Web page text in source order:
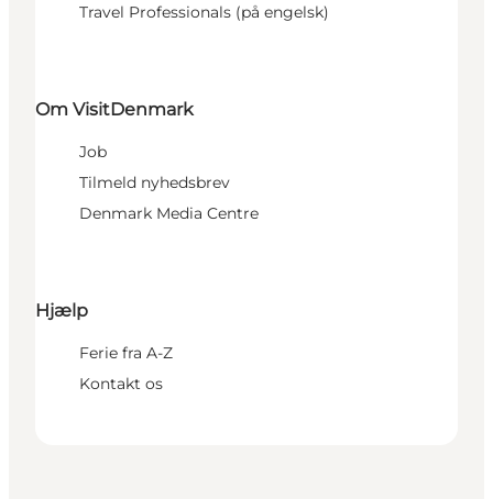
Travel Professionals (på engelsk)
Om VisitDenmark
Job
Tilmeld nyhedsbrev
Denmark Media Centre
Hjælp
Ferie fra A-Z
Kontakt os